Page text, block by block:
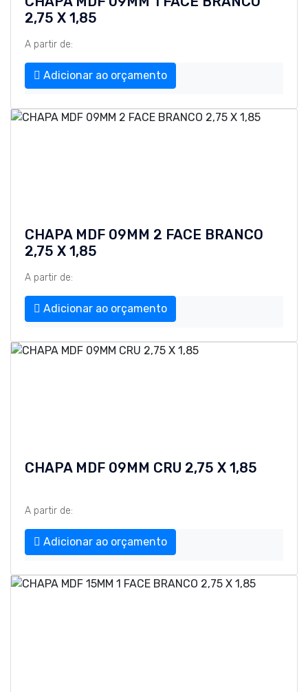
2,75 X 1,85
A partir de:
Adicionar ao orçamento
CHAPA MDF 09MM 2 FACE BRANCO
2,75 X 1,85
A partir de:
Adicionar ao orçamento
CHAPA MDF 09MM CRU 2,75 X 1,85
A partir de:
Adicionar ao orçamento